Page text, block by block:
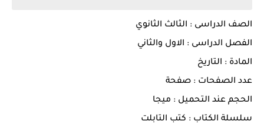
الصف الدراسى : الثالث الثانوي
الفصل الدراسى : الاول والثاني
المادة : التاريخ
عدد الصفحات : صفحة
الحجم عند التحميل : ميجا
سلسلة الكتاب : كتب التابلت